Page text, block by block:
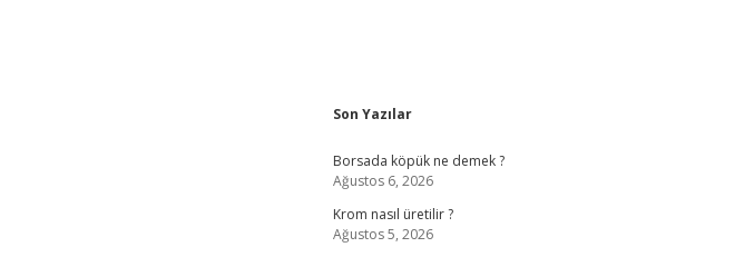
Sidebar
Son Yazılar
Borsada köpük ne demek ?
Ağustos 6, 2026
Krom nasıl üretilir ?
Ağustos 5, 2026
betcihiltonbet giriş